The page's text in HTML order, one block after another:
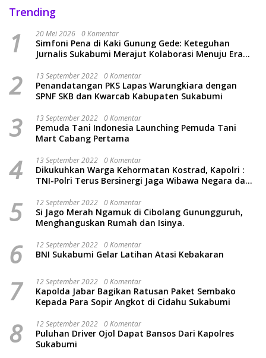
Trending
1 20 Mei 2026 0 Komentar
Simfoni Pena di Kaki Gunung Gede: Keteguhan
Jurnalis Sukabumi Merajut Kolaborasi Menuju Era
2 13 September 2022 0 Komentar
Penandatangan PKS Lapas Warungkiara dengan
SPNF SKB dan Kwarcab Kabupaten Sukabumi
3 13 September 2022 0 Komentar
Pemuda Tani Indonesia Launching Pemuda Tani
Mart Cabang Pertama
4 13 September 2022 0 Komentar
Dikukuhkan Warga Kehormatan Kostrad, Kapolri :
TNI-Polri Terus Bersinergi Jaga Wibawa Negara dan
5 12 September 2022 0 Komentar
Si Jago Merah Ngamuk di Cibolang Gunungguruh,
Menghanguskan Rumah dan Isinya.
6 12 September 2022 0 Komentar
BNI Sukabumi Gelar Latihan Atasi Kebakaran
7 12 September 2022 0 Komentar
Kapolda Jabar Bagikan Ratusan Paket Sembako
Kepada Para Sopir Angkot di Cidahu Sukabumi
8 12 September 2022 0 Komentar
Puluhan Driver Ojol Dapat Bansos Dari Kapolres
Sukabumi